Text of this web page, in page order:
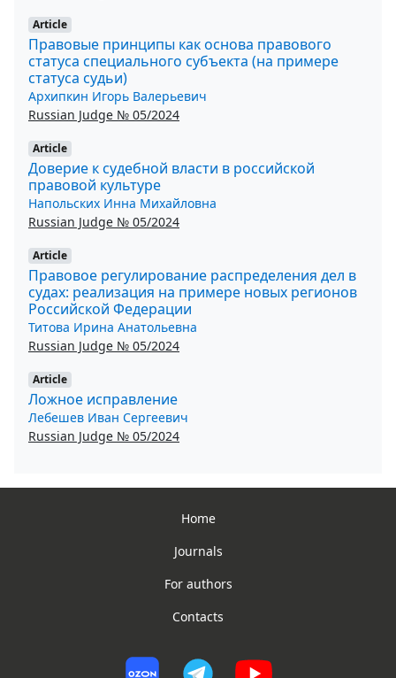
Article
Правовые принципы как основа правового
статуса специального субъекта (на примере
статуса судьи)
Архипкин Игорь Валерьевич
Russian Judge № 05/2024
Article
Доверие к судебной власти в российской
правовой культуре
Напольских Инна Михайловна
Russian Judge № 05/2024
Article
Правовое регулирование распределения дел в
судах: реализация на примере новых регионов
Российской Федерации
Титова Ирина Анатольевна
Russian Judge № 05/2024
Article
Ложное исправление
Лебешев Иван Сергеевич
Russian Judge № 05/2024
Home
Journals
For authors
Contacts